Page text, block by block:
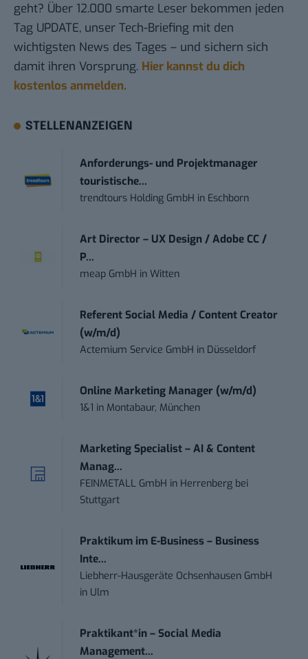
geht? Über 12.000 smarte Leser bekommen jeden
Tag UPDATE, unser Tech-Briefing mit den
wichtigsten News des Tages – und sichern sich
damit ihren Vorsprung. Hier kannst du dich
kostenlos anmelden.
STELLENANZEIGEN
Anforderungs- und Projektmanager
touristische...
trendtours Holding GmbH in Eschborn
Art Director – UX Design / Adobe CC /
P...
meap GmbH inWitten
Referent Social Media / Content Creator
(w/m/d)
Actemium Service GmbH in Düsseldorf
Online Marketing Manager (w/m/d)
1&1 in Montabaur, München
Marketing Specialist – AI & Content
Manag...
FEINMETALL GmbH in Herrenberg bei
Stuttgart
Praktikum im E-Business – Business
Inte...
Liebherr-Hausgeräte Ochsenhausen GmbH
in Ulm
Praktikant*in – Social Media
Management...